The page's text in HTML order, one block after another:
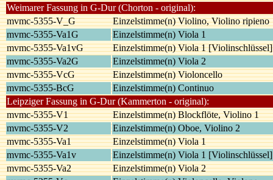
Weimarer Fassung in G-Dur (Chorton - original):
mvmc-5355-V_G
Einzelstimme(n) Violino, Violino ripieno
mvmc-5355-Va1G
Einzelstimme(n) Viola 1
mvmc-5355-Va1vG
Einzelstimme(n) Viola 1 [Violinschlüssel]
mvmc-5355-Va2G
Einzelstimme(n) Viola 2
mvmc-5355-VcG
Einzelstimme(n) Violoncello
mvmc-5355-BcG
Einzelstimme(n) Continuo
Leipziger Fassung in G-Dur (Kammerton - original):
mvmc-5355-V1
Einzelstimme(n) Blockflöte, Violino 1
mvmc-5355-V2
Einzelstimme(n) Oboe, Violino 2
mvmc-5355-Va1
Einzelstimme(n) Viola 1
mvmc-5355-Va1v
Einzelstimme(n) Viola 1 [Violinschlüssel]
mvmc-5355-Va2
Einzelstimme(n) Viola 2